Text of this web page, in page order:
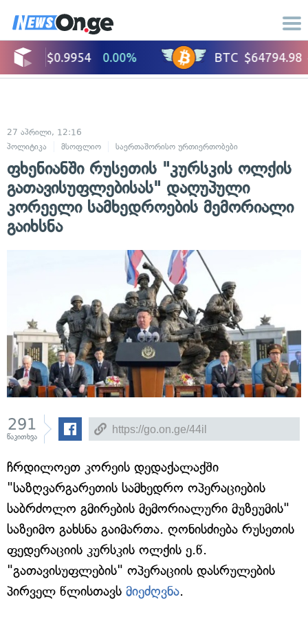
27 აპრილი, 12:16
პოლიტიკა
მსოფლიო საერთაშორისო ურთიერთობები
ფხენიანში რუსეთის "კურსკის ოლქის
გათავისუფლებისას" დაღუპული
კორეელი სამხედროების მემორიალი
გაიხსნა
291
წაკითხვა
ჩრდილოეთ კორეის დედაქალაქში
"საზღვარგარეთის სამხედრო ოპერაციების
საბრძოლო გმირების მემორიალური მუზეუმის"
საზეიმო გახსნა გაიმართა. ღონისძიება რუსეთის
ფედერაციის კურსკის ოლქის ე.წ.
"გათავისუფლების" ოპერაციის დასრულების
პირველ წლისთავს მიეძღვნა.